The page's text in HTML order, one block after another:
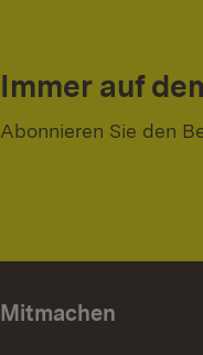
Immer auf
Abonnieren Sie den
Mitmachen